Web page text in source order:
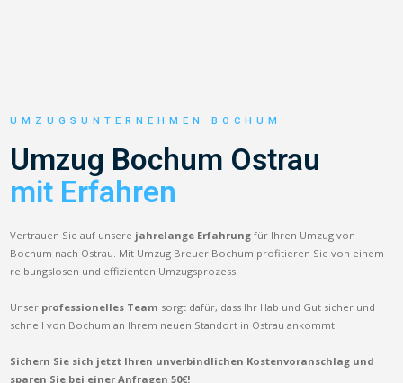
UMZUGSUNTERNEHMEN BOCHUM
Umzug Bochum Ostrau
mit Erfahren
Vertrauen Sie auf unsere jahrelange Erfahrung für Ihren Umzug von
Bochum nach Ostrau. Mit Umzug Breuer Bochum profitieren Sie von einem
reibungslosen und effizienten Umzugsprozess.
Unser professionelles Team sorgt dafür, dass Ihr Hab und Gut sicher und
schnell von Bochum an Ihrem neuen Standort in Ostrau ankommt.
Sichern Sie sich jetzt Ihren unverbindlichen Kostenvoranschlag und
sparen Sie bei einer Anfragen 50€!